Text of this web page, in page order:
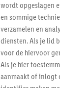
wordt opgeslagen
en sommige
verzamelen en
diensten. Als je lid
voor de hiervoor
Als je hier
aanmaakt of inlogt